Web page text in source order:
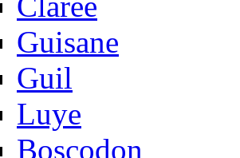
Guisane
Guil
Luye
Boscodon